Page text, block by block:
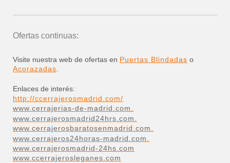
Ofertas continuas:
Visite nuestra web de ofertas en Puertas Blindadas o
Acorazadas
Enlaces de interés:
http://ccerrajerosmadrid.com/
www.cerrajerias-de-madrid.com.
www.cerrajerosmadrid24hrs.com.
www.cerrajerosbaratosenmadrid.com.
www.cerrajeros24horas-madrid.com.
www.cerrajerosmadrid-24hs.com
www.ccerrajerosleganes.com